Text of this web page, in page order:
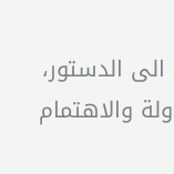
الدستور،
والاهتمام